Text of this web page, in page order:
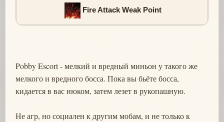
Fire Attack Weak Point
Pobby Escort - мелкий и вредный миньон у такого же
мелкого и вредного босса. Пока вы бьёте босса,
кидается в вас нюком, затем лезет в рукопашную.
Не агр, но социален к другим мобам, и не только к